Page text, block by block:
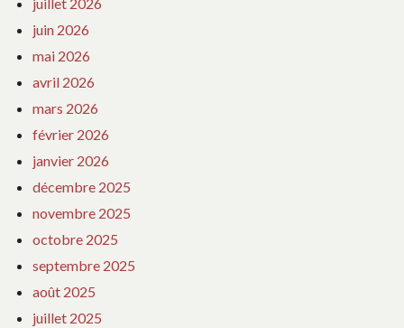
juin 2026
mai 2026
avril 2026
mars 2026
février 2026
janvier 2026
décembre 2025
novembre 2025
octobre 2025
septembre 2025
août 2025
juillet 2025